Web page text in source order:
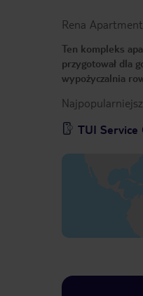
Rena
Ten kompleks
przygotował dla
wypożyczalnia
TUI Service